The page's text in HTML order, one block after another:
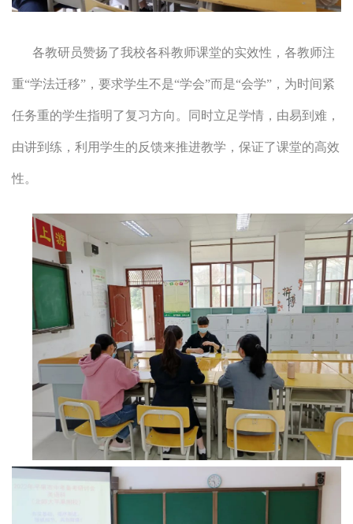
各教研员赞扬了我校各科教师课堂的实效性，各教师注
重“学法迁移”，要求学生不是“学会”而是“会学”，为时间紧
任务重的学生指明了复习方向。同时立足学情，由易到难，
由讲到练，利用学生的反馈来推进教学，保证了课堂的高效
性。